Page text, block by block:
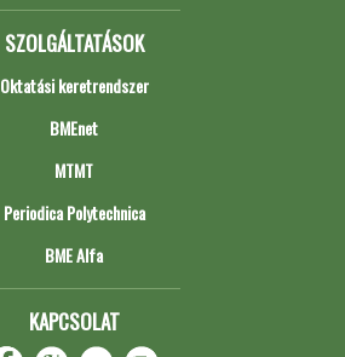
SZOLGÁLTATÁSOK
Oktatási keretrendszer
BMEnet
MTMT
Periodica Polytechnica
BME Alfa
KAPCSOLAT